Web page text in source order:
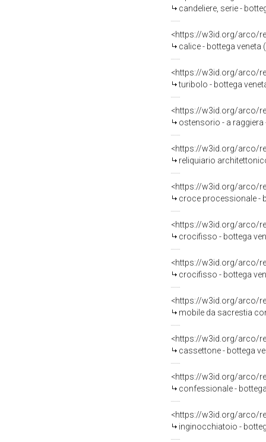
candeliere, serie -
<https://w3id.org/arco/
calice - bottega veneta
<https://w3id.org/arco/
turibolo - bottega
<https://w3id.org/arco/
ostensorio - a raggiera
<https://w3id.org/arco/
reliquiario
<https://w3id.org/arco/
croce processionale -
<https://w3id.org/arco/
crocifisso - bottega
<https://w3id.org/arco/
crocifisso - bottega
<https://w3id.org/arco/
mobile da sacrestia
<https://w3id.org/arco/
cassettone - bottega
<https://w3id.org/arco/
confessionale -
<https://w3id.org/arco/
inginocchiatoio -